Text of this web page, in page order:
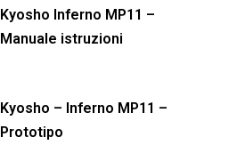
Kyosho Inferno MP11 –
Manuale istruzioni
Kyosho – Inferno MP11 –
Prototipo